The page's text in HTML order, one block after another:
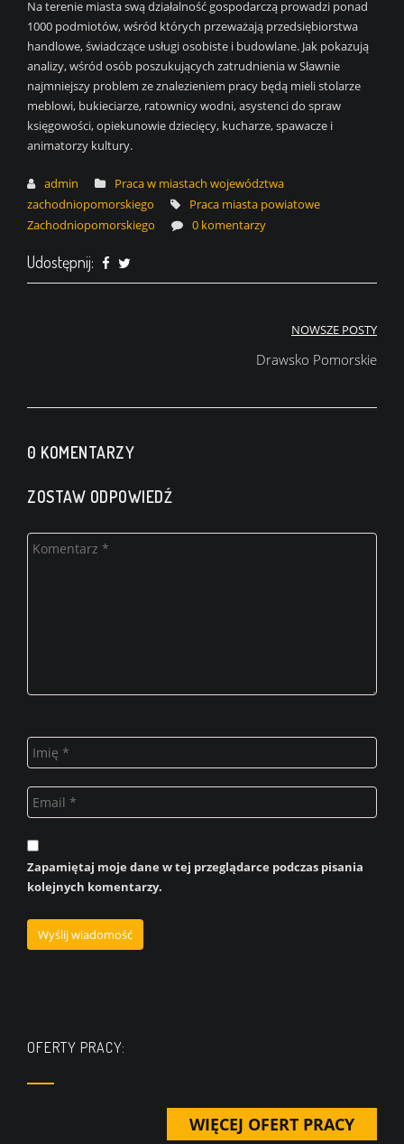
Na terenie miasta swą działalność gospodarczą prowadzi ponad
1000 podmiotów, wśród których przeważają przedsiębiorstwa
handlowe, świadczące usługi osobiste i budowlane. Jak pokazują
analizy, wśród osób poszukujących zatrudnienia w Sławnie
najmniejszy problem ze znalezieniem pracy będą mieli stolarze
meblowi, bukieciarze, ratownicy wodni, asystenci do spraw
księgowości, opiekunowie dziecięcy, kucharze, spawacze i
animatorzy kultury.
admin
Praca w miastach województwa
zachodniopomorskiego
Praca miasta powiatowe
Zachodniopomorskiego
0 komentarzy
Udostępnij:
NOWSZE POSTY
Drawsko Pomorskie
0 KOMENTARZY
ZOSTAW ODPOWIEDŹ
Zapamiętaj moje dane w tej przeglądarce podczas pisania
kolejnych komentarzy.
OFERTY PRACY:
WIĘCEJ OFERT PRACY